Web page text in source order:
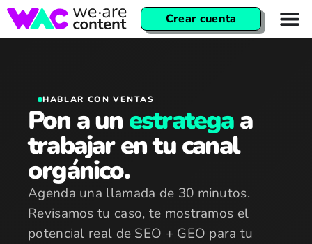
Crear cuenta
HABLAR CON VENTAS
Pon a un estrategaa
trabajar en tu canal
orgánico.
Agenda una llamada de 30 minutos.
Revisamos tu caso, te mostramos el
potencial real de SEO + GEO para tu